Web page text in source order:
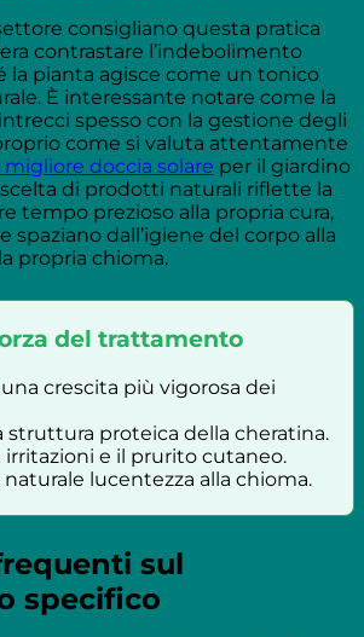
consigliano questa pratica
contrastare l’indebolimento
la pianta agisce come un tonico
È interessante notare come la
spesso con la gestione degli
come si valuta attentamente
migliore doccia solare per il giardino
scelta di prodotti naturali riflette la
tempo prezioso alla propria cura,
spaziano dall’igiene del corpo alla
propria chioma.
del trattamento
crescita più vigorosa dei
struttura proteica della cheratina.
irritazioni e il prurito cutaneo.
lucentezza alla chioma.
sul
specifico